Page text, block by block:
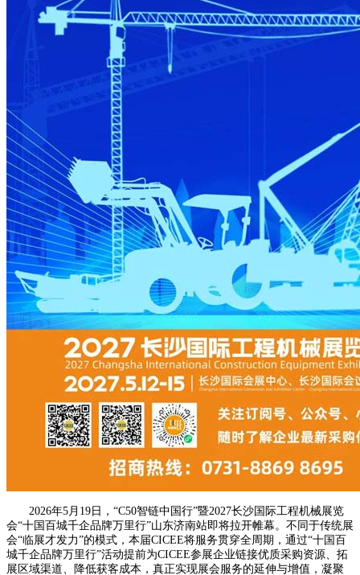
2026年5月19日，“C50智链中国行”暨2027长沙国际工程机械展览
会“十国百城千企品牌万里行”山东济南站即将拉开帷幕。不同于传统展
会“临展才发力”的模式，本届CICEE将服务贯穿全周期，通过“十国百
城千企品牌万里行”活动提前为CICEE参展企业链接优质采购资源、拓
展区域渠道、降低获客成本，真正实现展会服务的延伸与增值，凝聚